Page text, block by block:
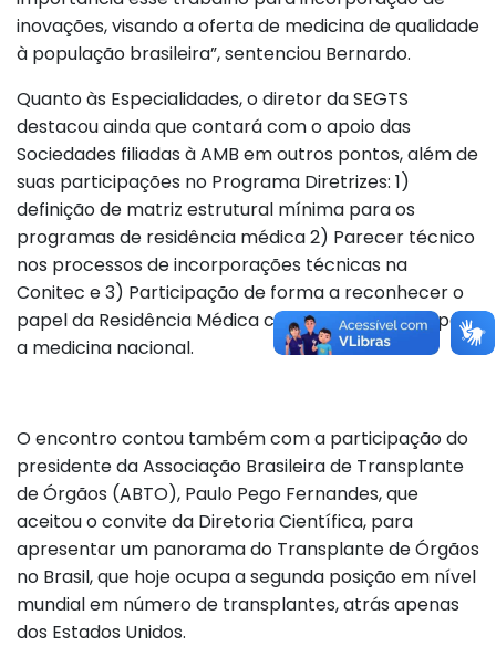
inovações, visando a oferta de medicina de qualidade
à população brasileira”, sentenciou Bernardo.
Quanto às Especialidades, o diretor da SEGTS
destacou ainda que contará com o apoio das
Sociedades filiadas à AMB em outros pontos, além de
suas participações no Programa Diretrizes: 1)
definição de matriz estrutural mínima para os
programas de residência médica 2) Parecer técnico
nos processos de incorporações técnicas na
Conitec e 3) Participação de forma a reconhecer o
papel da Residência Médica como padrão-ouro para
a medicina nacional.
O encontro contou também com a participação do
presidente da Associação Brasileira de Transplante
de Órgãos (ABTO), Paulo Pego Fernandes, que
aceitou o convite da Diretoria Científica, para
apresentar um panorama do Transplante de Órgãos
no Brasil, que hoje ocupa a segunda posição em nível
mundial em número de transplantes, atrás apenas
dos Estados Unidos.